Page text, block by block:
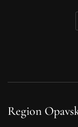
Region